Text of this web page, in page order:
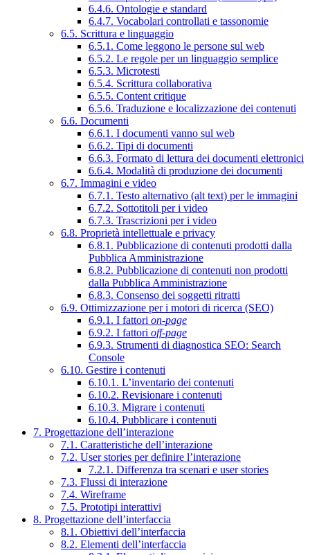
6.4.6. Ontologie e standard
6.4.7. Vocabolari controllati e tassonomie
6.5. Scrittura e linguaggio
6.5.1. Come leggono le persone sul web
6.5.2. Le regole per un linguaggio semplice
6.5.3. Microtesti
6.5.4. Scrittura collaborativa
6.5.5. Content critique
6.5.6. Traduzione e localizzazione dei contenuti
6.6. Documenti
6.6.1. I documenti vanno sul web
6.6.2. Tipi di documenti
6.6.3. Formato di lettura dei documenti elettronici
6.6.4. Modalità di produzione dei documenti
6.7. Immagini e video
6.7.1. Testo alternativo (alt text) per le immagini
6.7.2. Sottotitoli per i video
6.7.3. Trascrizioni per i video
6.8. Proprietà intellettuale e privacy
6.8.1. Pubblicazione di contenuti prodotti dalla
Pubblica Amministrazione
6.8.2. Pubblicazione di contenuti non prodotti
dalla Pubblica Amministrazione
6.8.3. Consenso dei soggetti ritratti
6.9. Ottimizzazione per i motori di ricerca (SEO)
6.9.1. I fattori on-page
6.9.2. I fattori off-page
6.9.3. Strumenti di diagnostica SEO: Search
Console
6.10. Gestire i contenuti
6.10.1. L’inventario dei contenuti
6.10.2. Revisionare i contenuti
6.10.3. Migrare i contenuti
6.10.4. Pubblicare i contenuti
7. Progettazione dell’interazione
7.1. Caratteristiche dell’interazione
7.2. User stories per definire l’interazione
7.2.1. Differenza tra scenari e user stories
7.3. Flussi di interazione
7.4. Wireframe
7.5. Prototipi interattivi
8. Progettazione dell’interfaccia
8.1. Obiettivi dell’interfaccia
8.2. Elementi dell’interfaccia